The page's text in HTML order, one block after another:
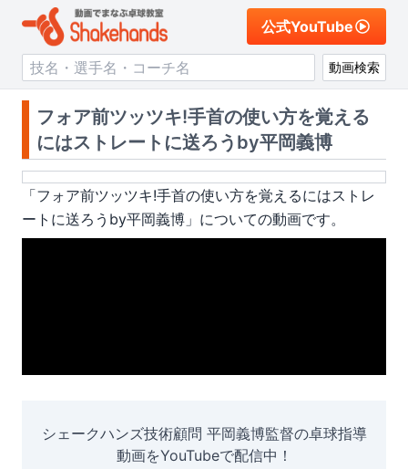
公式YouTube
動画検索
フォア前ツッツキ!手首の使い方を覚える
にはストレートに送ろうby平岡義博
「フォア前ツッツキ!手首の使い方を覚えるにはストレ
ートに送ろうby平岡義博 」についての動画です。
シェークハンズ技術顧問 平岡義博監督の卓球指導
動画をYouTubeで配信中！